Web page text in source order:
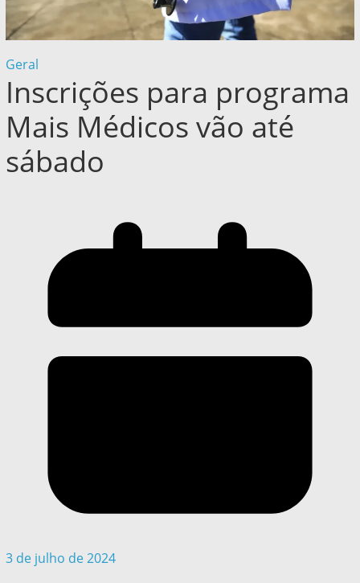
Geral
Inscrições para programa
Mais Médicos vão até
sábado
3 de julho de 2024